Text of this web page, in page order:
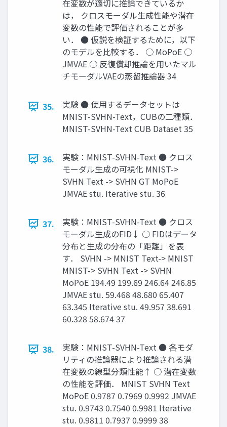
在変数が適切に推論できているか
は， クロスモーダル生成性能や潜在
変数の性能で評価されることが多
い． ● 仮説を検証するために，以下
のモデルを比較する． ○ MoPoE ○
JMVAE ○ 反復償却推論を用いたマル
チモーダルVAEの蒸留推論器 34
35.
実験 ● 使用するデータセットは
MNIST-SVHN-Text，CUBの二種類．
MNIST-SVHN-Text CUB Dataset 35
36.
実験：MNIST-SVHN-Text ● クロス
モーダル生成の可視化 MNIST->
SVHN Text -> SVHN GT MoPoE
JMVAE stu. Iterative stu. 36
37.
実験：MNIST-SVHN-Text ● クロス
モーダル生成のFID↓ ○ FIDはデータ
分布と生成の分布の「距離」を表
す． SVHN -> MNIST Text-> MNIST
MNIST-> SVHN Text -> SVHN
MoPoE 194.49 199.69 246.64 246.85
JMVAE stu. 59.468 48.680 65.407
63.345 Iterative stu. 49.957 38.691
60.328 58.674 37
38.
実験：MNIST-SVHN-Text ● 各モダ
リティの推論器により推論される潜
在変数の線型分類性能↑ ○ 潜在変数
の性能を評価． MNIST SVHN Text
MoPoE 0.9787 0.7969 0.9992 JMVAE
stu. 0.9743 0.7540 0.9981 Iterative
stu. 0.9811 0.7937 0.9999 38